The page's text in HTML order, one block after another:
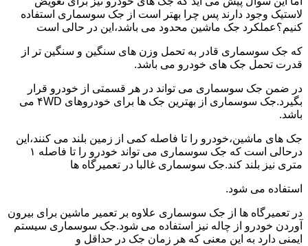
لاستیک وجود دارند پس چرا بهتر است از جک سوسماری استفاده
کنیم؟عملکرد جک ماشین محدود می باشد،این در حالی است
که جک سوسماری قادر به تحمل وزن های سنگین و سنگین تر از
قدرت تحمل جک های خودرو می باشد.
در ضمن جک سوسماری می تواند در هر قسمتی از خودرو قرار
بگیرد.جک سوسماری از بهترین جک ها برای خودروهای ۴WD می
باشد.
جک های ماشین،خودرو را تا فاصله کمی از زمین بلند می کنند،این
درحالی است که جک سوسماری می تواند خودرو را تا فاصله ۱
متری نیز بلند کند.جک سوسماری غالبا در تعمیرگاه ها
استفاده می شود.
در تعمیرگاه ها از جک سوسماری علاوه بر تعمیر ماشین برای بیرون
آوردن خودرو از چاله نیز استفاده می شود.جک سوسماری سیستم
ایمنی دارد به این معنی که هر زمان جک در حداقل و